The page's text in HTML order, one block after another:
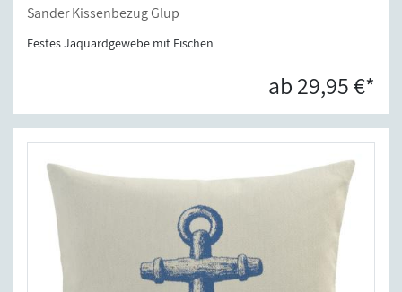
Sander Kissenbezug Glup
Festes Jaquardgewebe mit Fischen
ab 29,95 €*